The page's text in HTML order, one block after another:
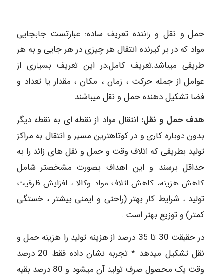
حمل و نقل و راننده تعریف ساده: عبارتست جابجایی
مواد که در بر گیرنده انتقال هر چیزی در هر جایی و به هر
طریقی میباشد.تعریف کامل:در این تعریف بسیاری از
عوامل از جمله حرکت ، زمان ، مکان ، مقدار یا تعداد و
فضا تشکیل دهنده حمل و نقل میباشند.
هدف حمل و نقل: انتقال مواد از نقطه ای به نقطه دیگر
بدون دوباره کاری و در کوتاهترین مسیر و انتقال به مراکز
تولید بطریقی که اتلاف وقت و حمل و نقل های زائد را به
حداقل برسند و این اهداف بصورت مشخصتر شامل
کاهش هزینه، کاهش اتلاف مواد وکالا ، افزایش ظرفیت
تولید ، شرایط کار بهتر (راحتی و ایمنی بیشتر ، خستگی
کمتر) و توزیع بهتر است .
در حقیقت 30 تا 35 درصد از هزینه تولید را هزینه حمل و
نقل تشکیل میدهد * تجربه نشان داده فقط 20 درصد
وقت یک محصول صرف تولید آن میشود و 80 درصد بقیه